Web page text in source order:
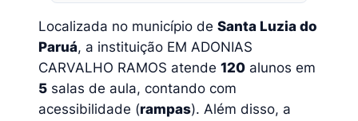
Localizada no município de Santa Luzia do
Paruá, a instituição EM ADONIAS
CARVALHO RAMOS atende 120 alunos em
5 salas de aula, contando com
acessibilidade (rampas). Além disso, a